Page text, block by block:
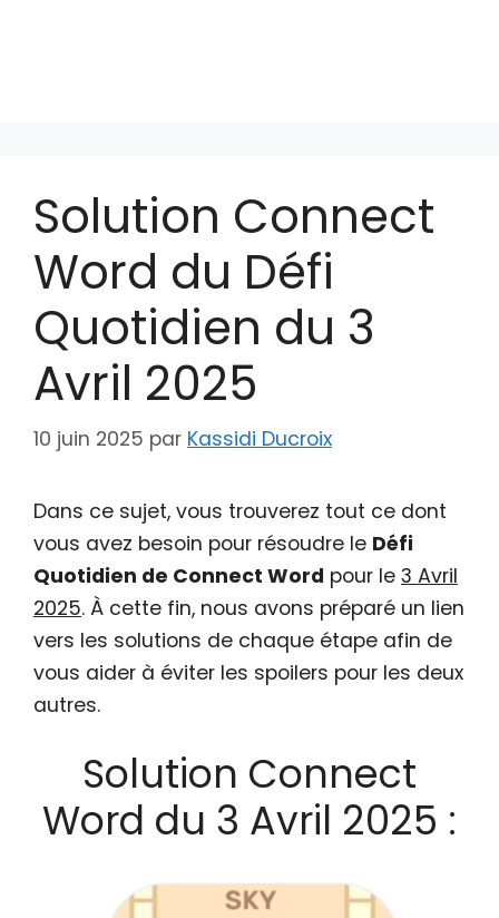
Solution Connect
Word du Défi
Quotidien du 3
Avril 2025
10 juin 2025 par Kassidi Ducroix
Dans ce sujet, vous trouverez tout ce dont
vous avez besoin pour résoudre le Défi
Quotidien de Connect Word pour le 3 Avril
2025. À cette fin, nous avons préparé un lien
vers les solutions de chaque étape afin de
vous aider à éviter les spoilers pour les deux
autres.
Solution Connect
Word du 3 Avril 2025 :